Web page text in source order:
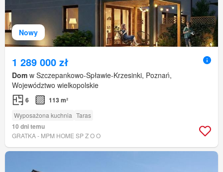
Nowy
1 289 000 zł
Dom w Szczepankowo-Spławie-Krzesinki, Poznań,
Województwo wielkopolskie
6 113 m²
Wyposażona kuchnia Taras
10 dni temu
GRATKA - MPM HOME SP Z O O